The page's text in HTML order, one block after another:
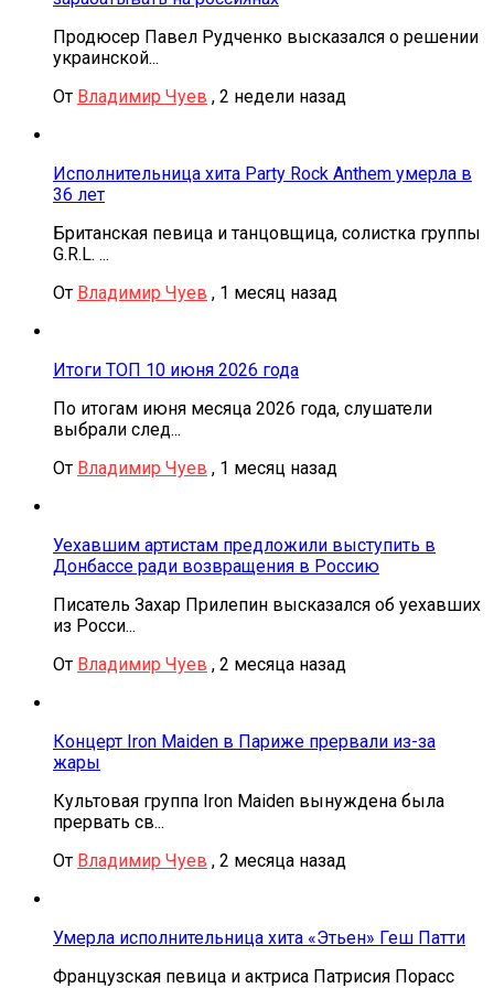
Продюсер Павел Рудченко высказался о решении
украинской...
От Владимир Чуев , 2 недели назад
Исполнительница хита Party Rock Anthem умерла в
36 лет
Британская певица и танцовщица, солистка группы
G.R.L. ...
От Владимир Чуев , 1 месяц назад
Итоги ТОП 10 июня 2026 года
По итогам июня месяца 2026 года, слушатели
выбрали след...
От Владимир Чуев , 1 месяц назад
Уехавшим артистам предложили выступить в
Донбассе ради возвращения в Россию
Писатель Захар Прилепин высказался об уехавших
из Росси...
От Владимир Чуев , 2 месяца назад
Концерт Iron Maiden в Париже прервали из-за
жары
Культовая группа Iron Maiden вынуждена была
прервать св...
От Владимир Чуев , 2 месяца назад
Умерла исполнительница хита «Этьен» Геш Патти
Французская певица и актриса Патрисия Порасс